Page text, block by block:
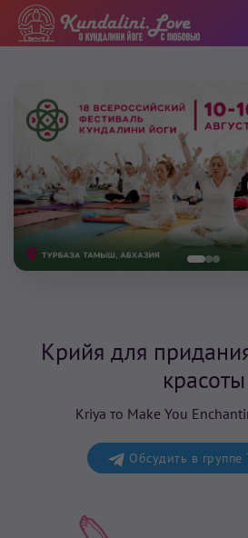
Крийя для
красоты
Kriya то Make You
Обсудить в группе